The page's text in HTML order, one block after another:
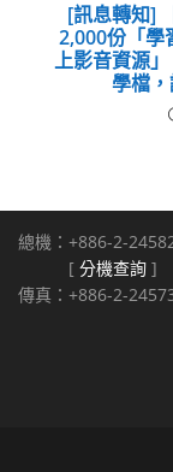
[訊息轉知]
2,000份「學
上影音資源
學檔，
總機：+886-2-
[ 分機查詢 ]
傳真：+886-2-